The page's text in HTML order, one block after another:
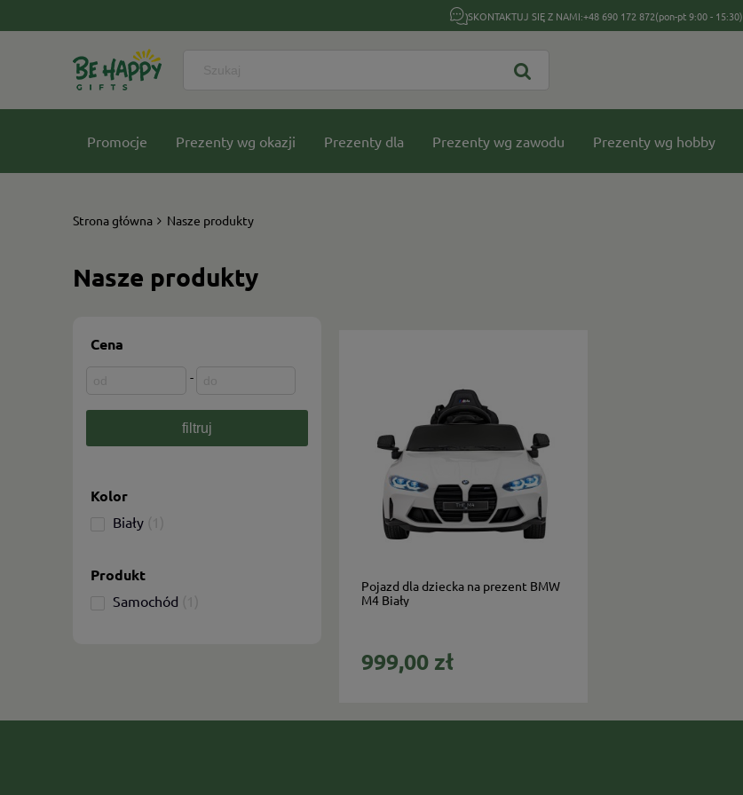
SKONTAKTUJ SIĘ Z NAMI:+48 690 172 872(pon-pt 9:00 - 15:30)
Promocje Prezenty wg okazji Prezenty dla Prezenty wg zawodu Prezenty wg hobby
Strona główna Nasze produkty
Nasze produkty
Kolor
Biały
Produkt
Samochód
Cena
-
filtruj
Pojazd dla dziecka na prezent BMW
M4 Biały
999,00 zł